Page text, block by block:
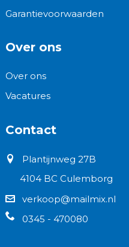
Garantievoorwaarden
Over ons
Over ons
Vacatures
Contact
Plantijnweg 27B
4104 BC Culemborg
verkoop@mailmix.nl
0345 - 470080